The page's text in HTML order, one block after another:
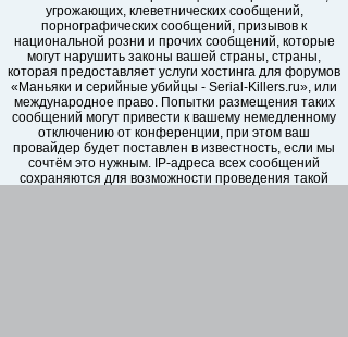
угрожающих, клеветнических сообщений,
порнографических сообщений, призывов к
национальной розни и прочих сообщений, которые
могут нарушить законы вашей страны, страны,
которая предоставляет услуги хостинга для форумов
«Маньяки и серийные убийцы - Serial-Killers.ru», или
международное право. Попытки размещения таких
сообщений могут привести к вашему немедленному
отключению от конференции, при этом ваш
провайдер будет поставлен в известность, если мы
сочтём это нужным. IP-адреса всех сообщений
сохраняются для возможности проведения такой